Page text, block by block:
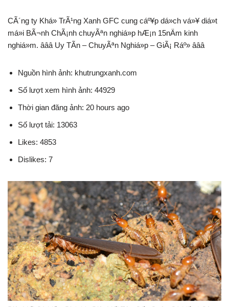
CÃ´ng ty Khá»­ TrÃ¹ng Xanh GFC cung cáº¥p dá»ch vá»¥ diá»t
má»i BÃ¬nh ChÃ¡nh chuyÃªn nghiá»p hÆ¡n 15nÄm kinh
nghiá»m. â­â­â­ Uy TÃ­n – ChuyÃªn Nghiá»p – GiÃ¡ Ráº» â­â­â­
Nguồn hình ảnh: khutrungxanh.com
Số lượt xem hình ảnh: 44929
Thời gian đăng ảnh: 20 hours ago
Số lượt tải: 13063
Likes: 4853
Dislikes: 7